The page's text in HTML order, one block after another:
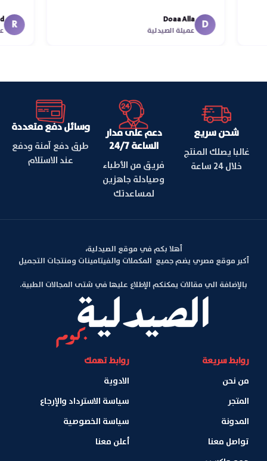
D
Doaa Alla
عميلة الصيدلية
شحن سريع
غالبا يصلك المنتج
خلال 24 ساعة
دعم على مدار
الساعة 24/7
فريق من الأطباء
وصيادلة جاهزين
لمساعدتك
وسائل دفع متعددة
طرق دفع آمنة ودفع
عند الاستلام
أهلا بكم في موقع الصيدلية،
أكبر موقع مصري يضم جميع المكملات والفيتامينات ومنتجات التجميل
بالإضافة الي مقالات يمكنكم الإطلاع عليها في شتى المجالات الطبية.
روابط سريعة
من نحن
المتجر
المدونة
تواصل معنا
روابط تهمك
الادوية
سياسة الاسترداد والإرجاع
سياسة الخصوصية
أعلن معنا